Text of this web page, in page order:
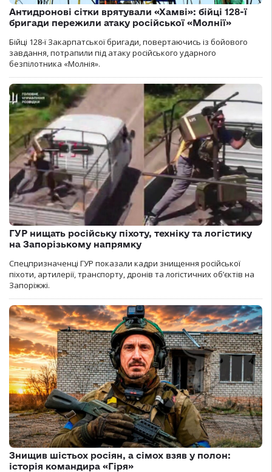
Антидронові сітки врятували «Хамві»: бійці 128-ї
бригади пережили атаку російської «Молнії»
Бійці 128-ї Закарпатської бригади, повертаючись із бойового
завдання, потрапили під атаку російського ударного
безпілотника «Молнія».
ГУР нищать російську піхоту, техніку та логістику
на Запорізькому напрямку
Спецпризначенці ГУР показали кадри знищення російської
піхоти, артилерії, транспорту, дронів та логістичних об’єктів на
Запоріжжі.
Знищив шістьох росіян, а сімох взяв у полон:
історія командира «Гіря»